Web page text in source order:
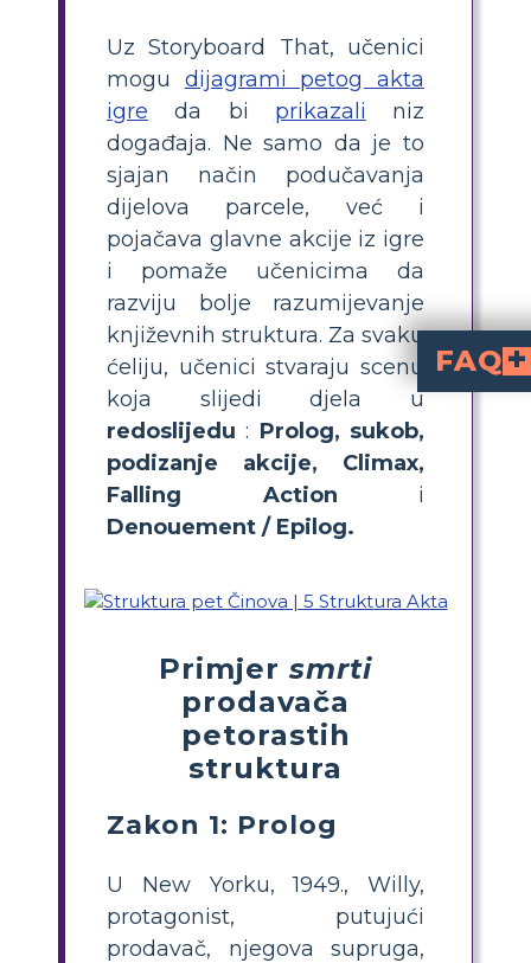
Uz Storyboard That, učenici
mogu dijagrami petog akta
igre da bi prikazali niz
događaja. Ne samo da je to
sjajan način podučavanja
dijelova parcele, već i
pojačava glavne akcije iz igre
i pomaže učenicima da
razviju bolje razumijevanje
književnih struktura. Za svaku
ćeliju, učenici stvaraju scenu
koja slijedi djela u
redoslijedu : Prolog, sukob,
podizanje
akcije, Climax,
Falling Action i
Denouement / Epilog.
Primjersmrti
prodavača
petorastih
struktura
Zakon 1: Prolog
U New Yorku, 1949., Willy,
protagonist, putujući
prodavač, njegova supruga,
FAQ